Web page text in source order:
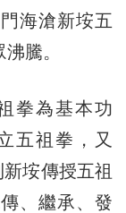
海滄新垵五
騰。
為基本功
五祖拳，又
垵傳授五祖
、繼承、發